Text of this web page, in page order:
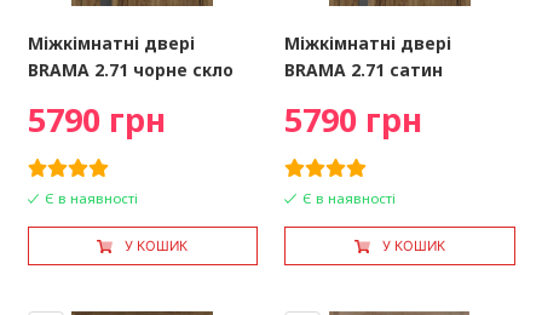
Міжкімнатні двері
BRAMA 2.71 чорне скло
5790 грн
Є в наявності
У КОШИК
Міжкімнатні двері
BRAMA 2.71 сатин
5790 грн
Є в наявності
У КОШИК